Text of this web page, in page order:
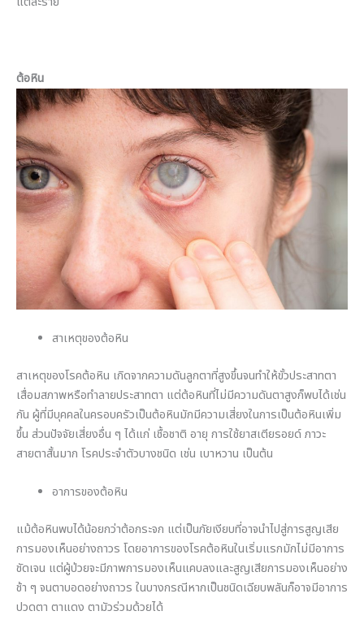
ต้อหิน
สาเหตุของต้อหิน
สาเหตุของโรคต้อหิน เกิดจากความดันลูกตาที่สูงขึ้นจนทำให้ขั้วประสาทตา
เสื่อมสภาพหรือทำลายประสาทตา แต่ต้อหินที่ไม่มีความดันตาสูงก็พบได้เช่น
กัน ผู้ที่มีบุคคลในครอบครัวเป็นต้อหินมักมีความเสี่ยงในการเป็นต้อหินเพิ่ม
ขึ้น ส่วนปัจจัยเสี่ยงอื่น ๆ ได้แก่ เชื้อชาติ อายุ การใช้ยาสเตียรอยด์ ภาวะ
สายตาสั้นมาก โรคประจำตัวบางชนิด เช่น เบาหวาน เป็นต้น
อาการของต้อหิน
แม้ต้อหินพบได้น้อยกว่าต้อกระจก แต่เป็นภัยเงียบที่อาจนำไปสู่การสูญเสีย
การมองเห็นอย่างถาวร โดยอาการของโรคต้อหินในเริ่มแรกมักไม่มีอาการ
ชัดเจน แต่ผู้ป่วยจะมีภาพการมองเห็นแคบลงและสูญเสียการมองเห็นอย่าง
ช้า ๆ จนตาบอดอย่างถาวร ในบางกรณีหากเป็นชนิดเฉียบพลันก็อาจมีอาการ
ปวดตา ตาแดง ตามัวร่วมด้วยได้